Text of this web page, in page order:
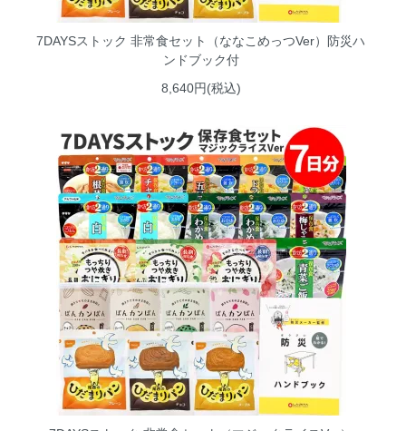
7DAYSストック 非常食セット（ななこめっつVer）防災ハ
ンドブック付
8,640円(税込)